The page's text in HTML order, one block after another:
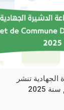
تنشر
2025